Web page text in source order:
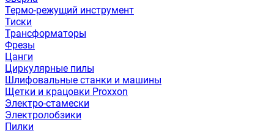
Термо-режущий инструмент
Тиски
Трансформаторы
Фрезы
Цанги
Циркулярные пилы
Шлифовальные станки и машины
Щетки и крацовки Proxxon
Электро-стамески
Электролобзики
Пилки